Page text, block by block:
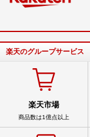
楽天のグループサービス
楽天市場
商品数は1億点以上